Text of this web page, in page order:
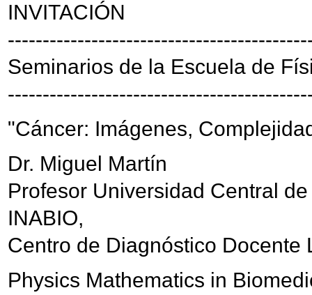
INVITACIÓN
Seminarios de la Escuela de
"Cáncer: Imágenes,
Dr. Miguel Martín
Profesor Universidad Central
INABIO,
Centro de Diagnóstico Docente
Physics Mathematics in